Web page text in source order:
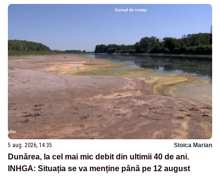
5 aug. 2026, 14:35 Stoica Marian
Dunărea, la cel mai mic debit din ultimii 40 de ani.
INHGA: Situația se va menține până pe 12 august